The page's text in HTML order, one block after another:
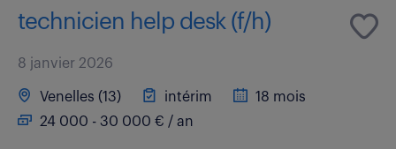
technicien help desk (f/h)
8 janvier 2026
Venelles (13) intérim
18 mois
24 000 - 30 000 € / an